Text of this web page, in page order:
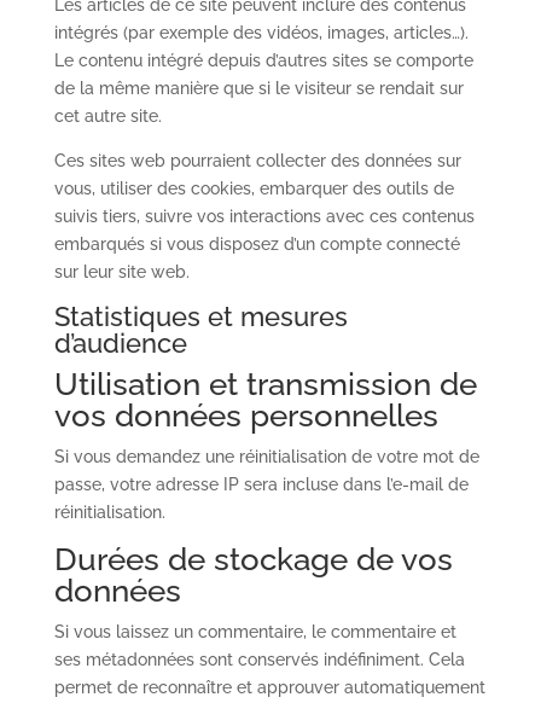
Les articles de ce site peuvent inclure des contenus
intégrés (par exemple des vidéos, images, articles…).
Le contenu intégré depuis d’autres sites se comporte
de la même manière que si le visiteur se rendait sur
cet autre site.
Ces sites web pourraient collecter des données sur
vous, utiliser des cookies, embarquer des outils de
suivis tiers, suivre vos interactions avec ces contenus
embarqués si vous disposez d’un compte connecté
sur leur site web.
Statistiques et mesures
d’audience
Utilisation et transmission de
vos données personnelles
Si vous demandez une réinitialisation de votre mot de
passe, votre adresse IP sera incluse dans l’e-mail de
réinitialisation.
Durées de stockage de vos
données
Si vous laissez un commentaire, le commentaire et
ses métadonnées sont conservés indéfiniment. Cela
permet de reconnaître et approuver automatiquement